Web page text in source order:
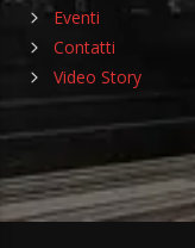
Eventi
Contatti
Video Story